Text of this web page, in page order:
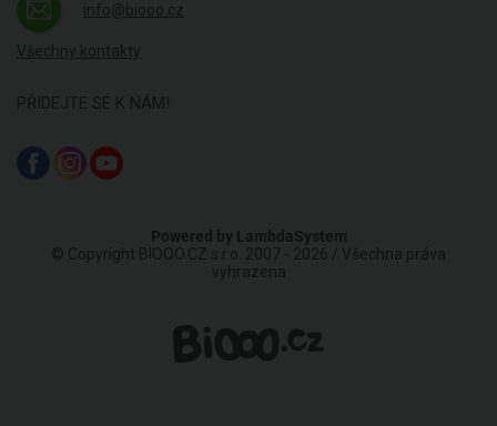
info@biooo.cz
Všechny kontakty
PŘIDEJTE SE K NÁM!
Powered by LambdaSystem
© Copyright BIOOO.CZ s.r.o. 2007 - 2026 / Všechna práva
vyhrazena